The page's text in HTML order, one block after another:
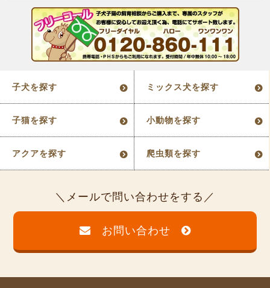
子犬を探す ミックス犬を探す
子猫を探す 小動物を探す
アクアを探す 爬虫類を探す
メールで問い合わせをする
お問い合わせ